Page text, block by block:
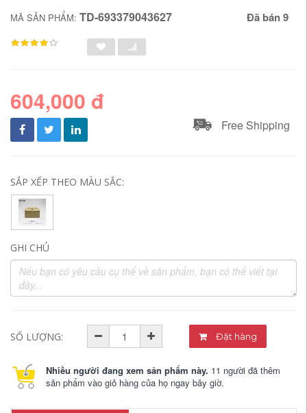
MÃ SẢN PHẨM: TD-693379043627 Đã bán 9
604,000 đ
Free Shipping
SẮP XẾP THEO MÀU SẮC:
GHI CHÚ
SỐ LƯỢNG: Đặt hàng
Nhiều người đang xem sản phẩm này. 11 người đã thêm
sản phẩm vào giỏ hàng của họ ngay bây giờ.